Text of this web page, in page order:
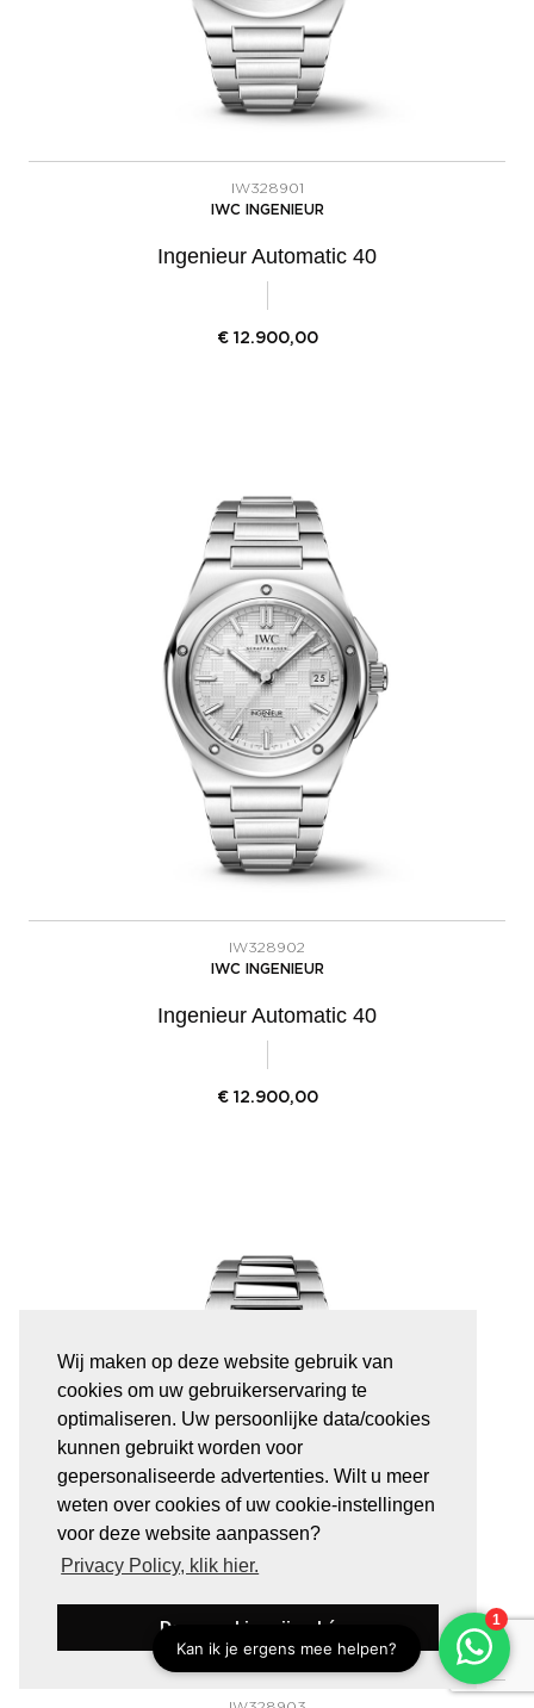
Wij maken op deze website gebruik van
cookies om uw gebruikerservaring te
optimaliseren. Uw persoonlijke data/cookies
kunnen gebruikt worden voor
gepersonaliseerde advertenties. Wilt u meer
weten over cookies of uw cookie-instellingen
voor deze website aanpassen?
Privacy Policy, klik hier.
Deze cookies zijn oké
IW328901
IWC INGENIEUR
Ingenieur Automatic 40
€ 12.900,00
IW328902
IWC INGENIEUR
Ingenieur Automatic 40
€ 12.900,00